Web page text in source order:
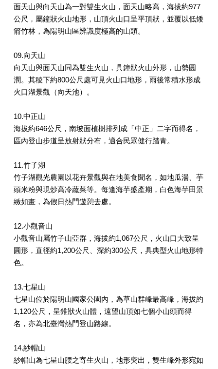
面天山與向天山為一對雙生火山，面天山略高，海拔約977
公尺，屬鐘狀火山地形，山頂火山口呈平頂狀，並覆以低矮
箭竹林，為陽明山區辨識度極高的山頭。
09.向天山
向天山與面天山同為雙生火山，具鐘狀火山外形，山勢圓
潤。其稜下約800公尺處可見火山口地形，雨後常積水形成
火口湖景觀（向天池）。
10.中正山
海拔約646公尺，南坡面植樹排列成「中正」二字而得名，
區內登山步道呈放射狀分布，適合民眾健行踏青。
11.竹子湖
竹子湖觀光農園以花卉景觀與在地美食聞名，如地瓜湯、芋
頭米粉與現炒高冷蔬菜等。每逢海芋盛產期，白色海芋田景
緻如畫，為假日熱門遊憩去處。
12.小觀音山
小觀音山屬竹子山亞群，海拔約1,067公尺，火山口大致呈
圓形，直徑約1,200公尺、深約300公尺，具典型火山地形特
色。
13.七星山
七星山位於陽明山國家公園內，為草山群峰最高峰，海拔約
1,120公尺，呈錐狀火山體，遠望山頂如七個小山頭而得
名，亦為北臺灣熱門登山路線。
14.紗帽山
紗帽山為七星山腰之寄生火山，地形突出，雙生峰外形宛如